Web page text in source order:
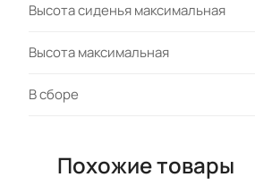
Высота сиденья максимальная
Высота максимальная
В сборе
Похожие товары